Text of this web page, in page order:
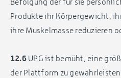
Produkte ihr Körpergewicht,
ihre Muskelmasse reduzieren
12.6UPG ist bemüht, eine
der Plattform zu